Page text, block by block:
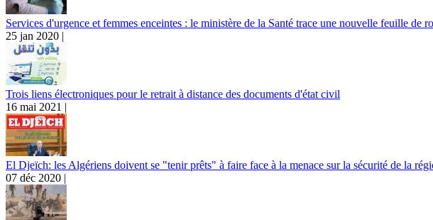
Services d'urgence et femmes enceintes : le ministère de la Santé trace une nouvelle feuille de
25 jan 2020 |
Trois liens électroniques pour le retrait à distance des documents d'état civil
16 mai 2021 |
El Djeïch: les Algériens doivent se "tenir prêts" à faire face à la menace sur la sécurité de la
07 déc 2020 |